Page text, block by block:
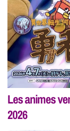
Les animes
2026